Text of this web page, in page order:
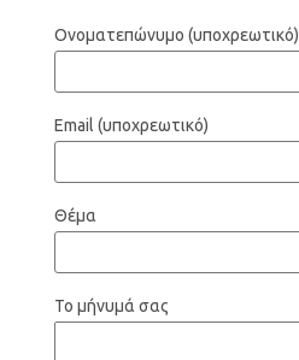
Ονοματεπώνυμο (υποχρεωτικό)
Email (υποχρεωτικό)
Θέμα
Το μήνυμά σας